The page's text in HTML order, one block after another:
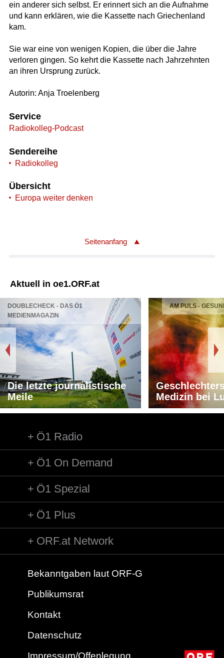
ein anderer sich selbst. Er erinnert sich an die Aufnahme
und kann erklären, wie die Kassette nach Griechenland
kam.
Sie war eine von wenigen Kopien, die über die Jahre
verloren gingen. So kehrt die Kassette nach Jahrzehnten
an ihren Ursprung zurück.
Autorin: Anja Troelenberg
Service
Radiokolleg-Podcast
Sendereihe
Radiokolleg
Übersicht
Europa weiter denken
Seitenanfang
Aktuell in oe1.ORF.at
DOUBLECHECK - DAS Ö1
MEDIENMAGAZIN
Die letzte journalistische
Meile
AM PULS -
Medizin bei
Ö1 Radio
Ö1 On Demand
Ö1 Spezial
Ö1 Plus
ORF.at Network
Bekanntgaben laut ORF-G
Publikumsrat
Kontakt
Datenschutz
Impressum/Offenlegung